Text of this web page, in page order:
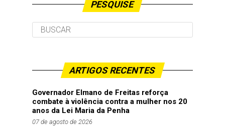
PESQUISE
ARTIGOS RECENTES
Governador Elmano de Freitas reforça
combate à violência contra a mulher nos 20
anos da Lei Maria da Penha
07 de agosto de 2026